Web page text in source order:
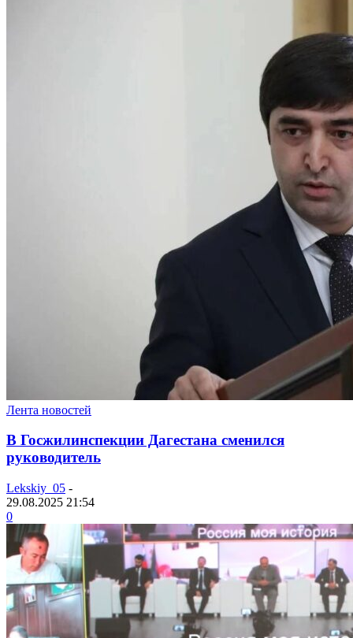
Лента новостей
В Госжилинспекции Дагестана сменился
руководитель
Lekskiy_05 -
29.08.2025 21:54
0